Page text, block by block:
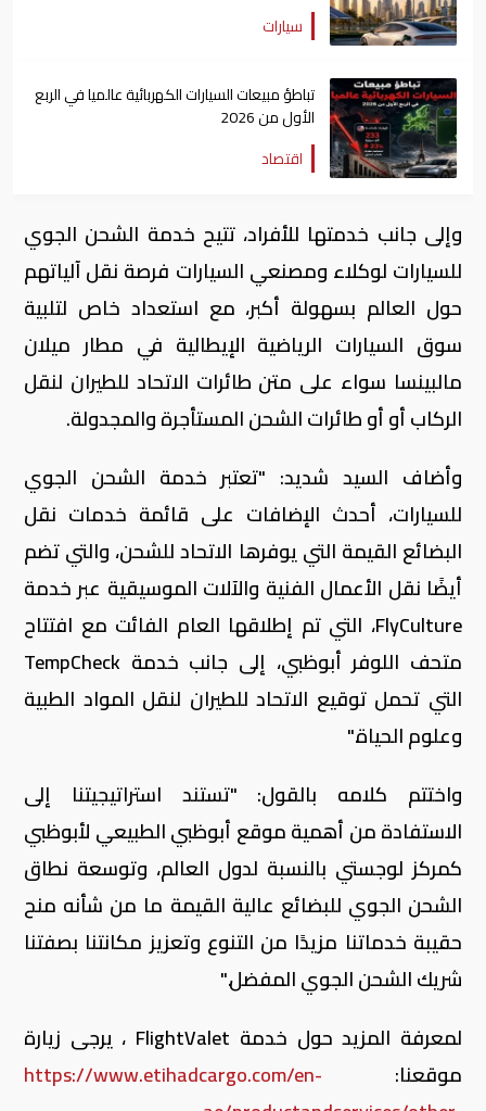
سيارات
تباطؤ مبيعات السيارات الكهربائية عالميا في الربع
الأول من 2026
اقتصاد
وإلى جانب خدمتها للأفراد، تتيح خدمة الشحن الجوي
للسيارات لوكلاء ومصنعي السيارات فرصة نقل آلياتهم
حول العالم بسهولة أكبر، مع استعداد خاص لتلبية
سوق السيارات الرياضية الإيطالية في مطار ميلان
مالبينسا سواء على متن طائرات الاتحاد للطيران لنقل
الركاب أو أو طائرات الشحن المستأجرة والمجدولة.
وأضاف السيد شديد: "تعتبر خدمة الشحن الجوي
للسيارات، أحدث الإضافات على قائمة خدمات نقل
البضائع القيمة التي يوفرها الاتحاد للشحن، والتي تضم
أيضًا نقل الأعمال الفنية والآلات الموسيقية عبر خدمة
FlyCulture، التي تم إطلاقها العام الفائت مع افتتاح
متحف اللوفر أبوظبي، إلى جانب خدمة TempCheck
التي تحمل توقيع الاتحاد للطيران لنقل المواد الطبية
وعلوم الحياة."
واختتم كلامه بالقول: "تستند استراتيجيتنا إلى
الاستفادة من أهمية موقع أبوظبي الطبيعي لأبوظبي
كمركز لوجستي بالنسبة لدول العالم، وتوسعة نطاق
الشحن الجوي للبضائع عالية القيمة ما من شأنه منح
حقيبة خدماتنا مزيدًا من التنوع وتعزيز مكانتنا بصفتنا
شريك الشحن الجوي المفضل."
لمعرفة المزيد حول خدمة FlightValet ، يرجى زيارة
موقعنا: https://www.etihadcargo.com/en-